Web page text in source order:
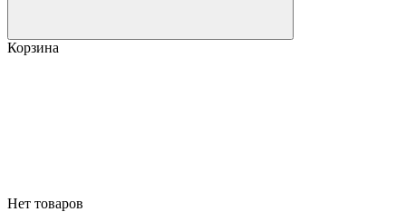
Корзина
Нет товаров